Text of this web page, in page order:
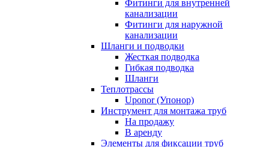
Фитинги для внутренней
канализации
Фитинги для наружной
канализации
Шланги и подводки
Жесткая подводка
Гибкая подводка
Шланги
Теплотрассы
Uponor (Упонор)
Инструмент для монтажа труб
На продажу
В аренду
Элементы для фиксации труб